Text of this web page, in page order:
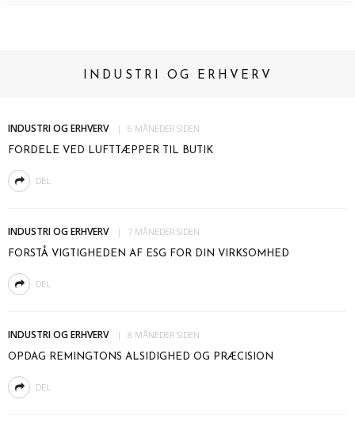
INDUSTRI OG ERHVERV
INDUSTRI OG ERHVERV 6 MÅNEDER SIDEN
FORDELE VED LUFTTÆPPER TIL BUTIK
DEL
INDUSTRI OG ERHVERV 7 MÅNEDER SIDEN
FORSTÅ VIGTIGHEDEN AF ESG FOR DIN VIRKSOMHED
DEL
INDUSTRI OG ERHVERV 8 MÅNEDER SIDEN
OPDAG REMINGTONS ALSIDIGHED OG PRÆCISION
DEL